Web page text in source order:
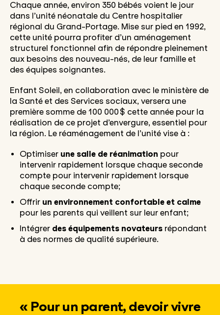
Chaque année, environ 350 bébés voient le jour
dans l’unité néonatale du Centre hospitalier
régional du Grand-Portage. Mise sur pied en 1992,
cette unité pourra profiter d’un aménagement
structurel fonctionnel afin de répondre pleinement
aux besoins des nouveau-nés, de leur famille et
des équipes soignantes.
Enfant Soleil, en collaboration avec le ministère de
la Santé et des Services sociaux, versera une
première somme de 100 000 $ cette année pour la
réalisation de ce projet d’envergure, essentiel pour
la région. Le réaménagement de l’unité vise à :
Optimiser une salle de réanimation pour
intervenir rapidement lorsque chaque seconde
compte pour intervenir rapidement lorsque
chaque seconde compte;
Offrir un environnement confortable et calme
pour les parents qui veillent sur leur enfant;
Intégrer des équipements novateurs répondant
à des normes de qualité supérieure.
« Pour un parent, devoir vivre